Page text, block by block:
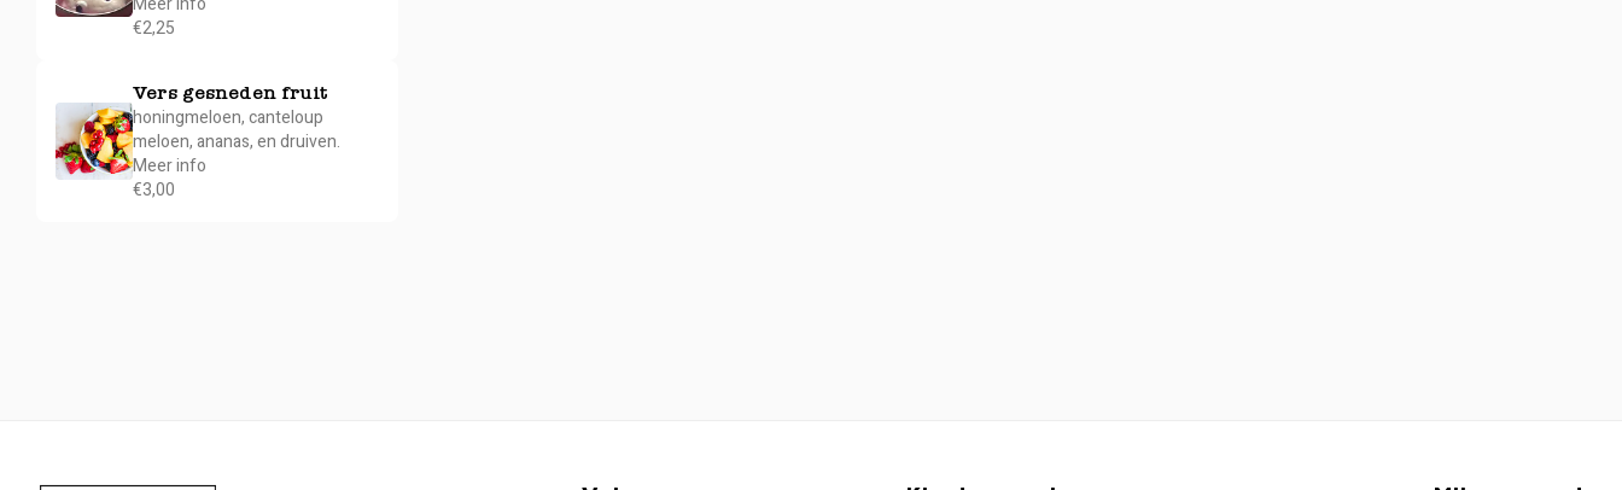
€2,25
Vers gesneden fruit
honingmeloen, canteloup
meloen, ananas, en druiven.
Meer info
€3,00